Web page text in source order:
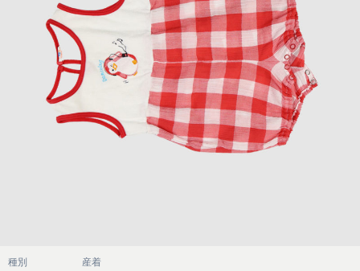
種別
産着